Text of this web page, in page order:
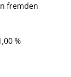
fremden
%